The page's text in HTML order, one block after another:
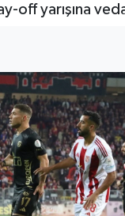
off yarışına